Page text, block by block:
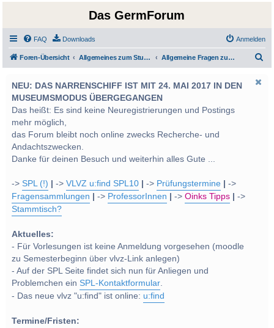
Das GermForum
FAQ Downloads Anmelden
Foren-Übersicht Allgemeines zum Studium und Studentenleben Allgemeine Fragen zum Studienplan Bachelor/Master
NEU: DAS NARRENSCHIFF IST MIT 24. MAI 2017 IN DEN
MUSEUMSMODUS ÜBERGEGANGEN
Das heißt: Es sind keine Neuregistrierungen und Postings
mehr möglich,
das Forum bleibt noch online zwecks Recherche- und
Andachtszwecken.
Danke für deinen Besuch und weiterhin alles Gute ...
->SPL (!) ->VLVZ u:find SPL10 -> Prüfungstermine
->
Fragensammlungen
-> ProfessorInnen ->Oinks Tipps
->
Stammtisch?
Aktuelles:
- Für Vorlesungen ist keine Anmeldung vorgesehen (moodle
zu Semesterbeginn über vlvz-Link anlegen)
- Auf der SPL Seite findet sich nun für Anliegen und
Problemchen einSPL-Kontaktformular.
- Das neue vlvz "u:find" ist online: u:find
Termine/Fristen: